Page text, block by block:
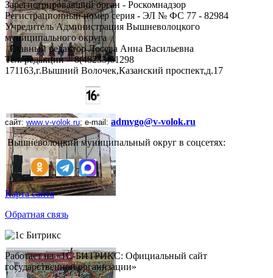
Зарегистрировавший орган - Роскомнадзор
Регистрационный номер серия - ЭЛ № ФС 77 - 82984
Учредитель Администрация Вышневолоцкого
муниципального округа
Главный редактор Лосева Анна Васильевна
Тел. редакции - ‎8(48233)61298
171163,г.Вышний Волочек,Казанский проспект,д.17
сайт: www.v-volok.ru; e-mail : admvgo@v-volok.ru
Вышневолоцкий муниципальный округ в соцсетях:
Карта сайта
Обратная связь
Работает на «1С-БИТРИКС: Официальный сайт
государственной организации»